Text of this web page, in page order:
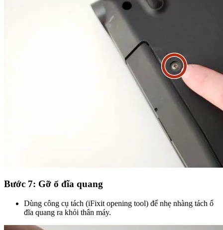
Bước 7: Gỡ ổ đĩa quang
Dùng công cụ tách (iFixit opening tool) để nhẹ nhàng tách ổ
đĩa quang ra khỏi thân máy.